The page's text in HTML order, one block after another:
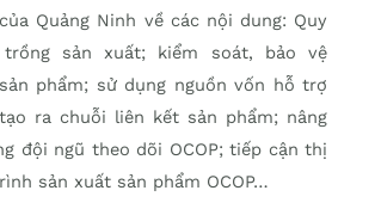
Quảng Ninh về các nội dung: Quy
trồng sản xuất; kiểm soát, bảo vệ
phẩm; sử dụng nguồn vốn hỗ trợ
ra chuỗi liên kết sản phẩm; nâng
đội ngũ theo dõi OCOP; tiếp cận thị
sản xuất sản phẩm OCOP…